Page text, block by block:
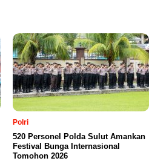
Polri
520 Personel Polda Sulut Amankan
Festival Bunga Internasional
Tomohon 2026